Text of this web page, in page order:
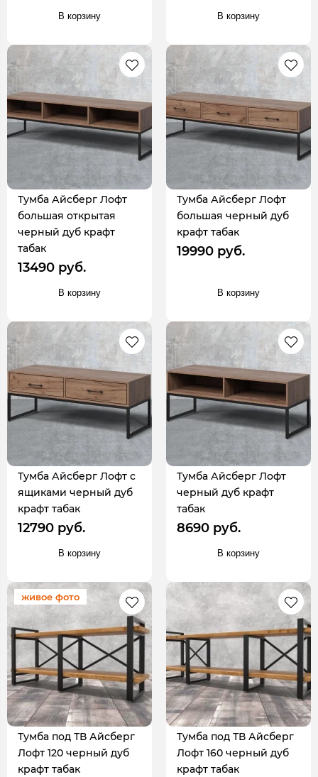
В корзину В корзину
Тумба Айсберг Лофт
большая открытая
черный дуб крафт
табак
13490 руб.
В корзину
Тумба Айсберг Лофт
большая черный дуб
крафт табак
19990 руб.
В корзину
Тумба Айсберг Лофт с
ящиками черный дуб
крафт табак
12790 руб.
В корзину
Тумба Айсберг Лофт
черный дуб крафт
табак
8690 руб.
В корзину
живое фото
Тумба под ТВ Айсберг
Лофт 120 черный дуб
крафт табак
Тумба под ТВ Айсберг
Лофт 160 черный дуб
крафт табак